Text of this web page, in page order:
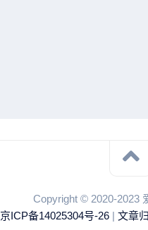
Copyright © 2020-2023
京ICP备14025304号-26 | 文章